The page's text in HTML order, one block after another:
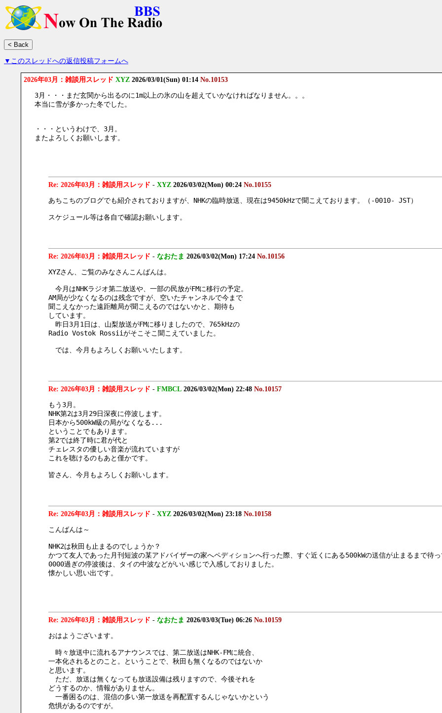
▼このスレッドへの返信投稿フォームへ
2026年03月：雑談用スレッド XYZ 2026/03/01(Sun) 01:14 No.10153
3月・・・まだ玄関から出るのに1m以上の氷の山を超えていかなければなりません。。。
本当に雪が多かった冬でした。
・・・というわけで、3月。
またよろしくお願いします。
Re: 2026年03月：雑談用スレッド - XYZ 2026/03/02(Mon) 00:24 No.10155
あちこちのブログでも紹介されておりますが、NHKの臨時放送、現在は9450kHzで聞こえております。（-0010- JST）
スケジュール等は各自で確認お願いします。
Re: 2026年03月：雑談用スレッド - なおたま 2026/03/02(Mon) 17:24 No.10156
XYZさん、ご覧のみなさんこんばんは。
今月はNHKラジオ第二放送や、一部の民放がFMに移行の予定。
AM局が少なくなるのは残念ですが、空いたチャンネルで今まで
聞こえなかった遠距離局が聞こえるのではないかと、期待も
しています。
昨日3月1日は、山梨放送がFMに移りましたので、765kHzの
Radio Vostok Rossiiがそこそこ聞こえていました。
では、今月もよろしくお願いいたします。
Re: 2026年03月：雑談用スレッド - FMBCL 2026/03/02(Mon) 22:48 No.10157
もう3月。
NHK第2は3月29日深夜に停波します。
日本から500kW級の局がなくなる...
ということでもあります。
第2では終了時に君が代と
チェレスタの優しい音楽が流れていますが
これを聴けるのもあと僅かです。
皆さん、今月もよろしくお願いします。
Re: 2026年03月：雑談用スレッド - XYZ 2026/03/02(Mon) 23:18 No.10158
こんばんは～
NHK2は秋田も止まるのでしょうか？
かつて友人であった月刊短波の某アドバイザーの家へペディションへ行った際、すぐ近くにある500kWの送信が止まるまで待
0000過ぎの停波後は、タイの中波などがいい感じで入感しておりました。
懐かしい思い出です。
Re: 2026年03月：雑談用スレッド - なおたま 2026/03/03(Tue) 06:26 No.10159
おはようございます。
時々放送中に流れるアナウンスでは、第二放送はNHK-FMに統合、
一本化されるとのこと。ということで、秋田も無くなるのではないか
と思います。
ただ、放送は無くなっても放送設備は残りますので、今後それを
どうするのか、情報がありません。
一番困るのは、混信の多い第一放送を再配置するんじゃないかという
危惧があるのですが。